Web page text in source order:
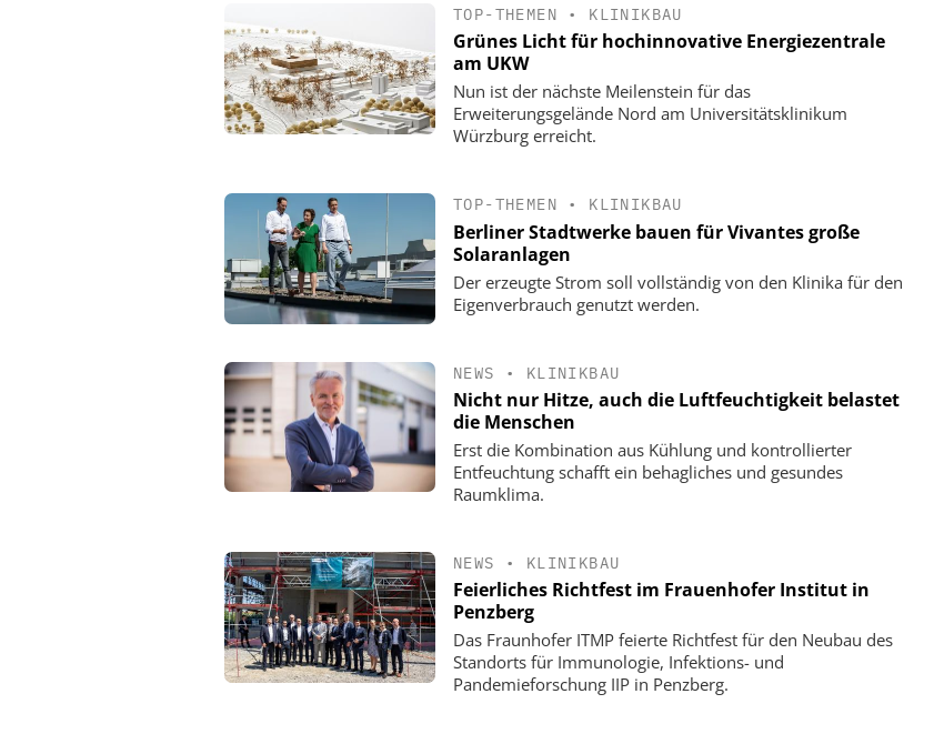
TOP-THEMEN • KLINIKBAU
Grünes Licht für hochinnovative Energiezentrale
am UKW
Nun ist der nächste Meilenstein für das
Erweiterungsgelände Nord am Universitätsklinikum
Würzburg erreicht.
TOP-THEMEN • KLINIKBAU
Berliner Stadtwerke bauen für Vivantes große
Solaranlagen
Der erzeugte Strom soll vollständig von den Klinika für den
Eigenverbrauch genutzt werden.
NEWS • KLINIKBAU
Nicht nur Hitze, auch die Luftfeuchtigkeit belastet
die Menschen
Erst die Kombination aus Kühlung und kontrollierter
Entfeuchtung schafft ein behagliches und gesundes
Raumklima.
NEWS • KLINIKBAU
Feierliches Richtfest im Frauenhofer Institut in
Penzberg
Das Fraunhofer ITMP feierte Richtfest für den Neubau des
Standorts für Immunologie, Infektions- und
Pandemieforschung IIP in Penzberg.